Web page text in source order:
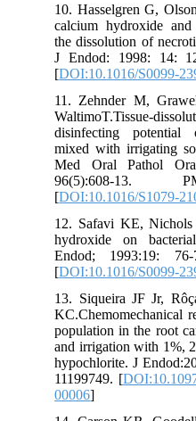
10. Hasselgren G,
calcium hydroxide
the dissolution of
J Endod: 1998: 14:
[DOI:10.1016/S0099-
11. Zehnder M,
WaltimoT.Tissue-
disinfecting
mixed with irrigating
Med Oral Pathol
96(5):608-13.
[DOI:10.1016/S1079-
12. Safavi KE,
hydroxide on
Endod; 1993:19:
[DOI:10.1016/S0099-
13. Siqueira JF Jr,
population in the root
and irrigation with 1%,
hypochlorite. J
11199749. [
00006